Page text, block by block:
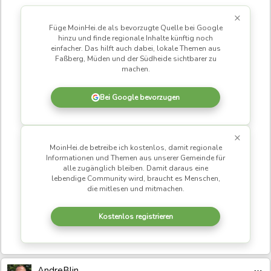
werde den Termin halten können, versicherte die BM’in.
Weiterhin gab sie an, dass durch den kürzlich beschlossenen,
derzeit in der Prüfung befindlichen Doppelhaushalt 2026–
2027 die Grundvoraussetzung für die Sanierung beschlossen
Quelle: https://www.bbsr.bund.de- Mit dem neuen
Bundesprogramm „Sanierung kommunaler
Sportstätten – Schwimmbäder“ stellt der Bund
erstmals 250 Millionen Euro gezielt für kommunale
Schwimmbäder bereit. Gefördert werden vor allem
Sanierungen, energetische Verbesserungen und
Maßnahmen für eine klimafreundlichere
Wärmeversorgung. Kommunen können bis zum 19.
Juni 2026 Projektskizzen einreichen, sofern sie
Eigentümer der Einrichtung sind. Auch eine
Vereine, ist möglich. Die endgültige Projektauswahl
×
Füge MoinHei.de als bevorzugte Quelle bei Google
hinzu und finde regionale Inhalte künftig noch
einfacher. Das hilft auch dabei, lokale Themen aus
Faßberg, Müden und der Südheide sichtbarer zu
machen.
Bei Google bevorzugen
×
MoinHei.de betreibe ich kostenlos, damit regionale
Informationen und Themen aus unserer Gemeinde für
alle zugänglich bleiben. Damit daraus eine
lebendige Community wird, braucht es Menschen,
die mitlesen und mitmachen.
Kostenlos registrieren